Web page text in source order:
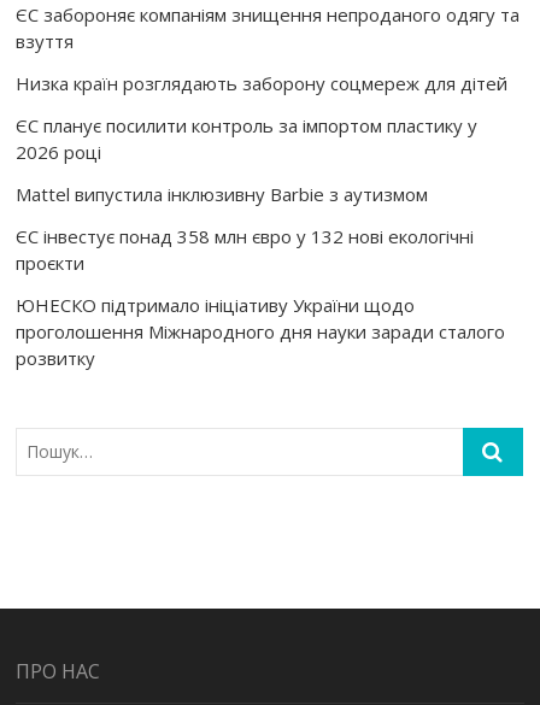
ЄС забороняє компаніям знищення непроданого одягу та
взуття
Низка країн розглядають заборону соцмереж для дітей
ЄС планує посилити контроль за імпортом пластику у
2026 році
Mattel випустила інклюзивну Barbie з аутизмом
ЄС інвестує понад 358 млн євро у 132 нові екологічні
проєкти
ЮНЕСКО підтримало ініціативу України щодо
проголошення Міжнародного дня науки заради сталого
розвитку
ПРО НАС